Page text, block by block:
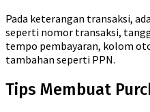
Pada keterangan transaksi,
seperti nomor transaksi,
tempo pembayaran, kolom
tambahan seperti PPN.
Tips Membuat